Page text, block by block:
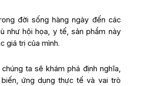
đời sống hàng ngày đến các
như hội họa, y tế, sản phẩm này
giá trị của mình.
ta sẽ khám phá định nghĩa,
ứng dụng thực tế và vai trò